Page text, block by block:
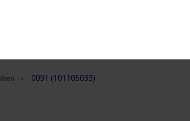
→ 0091 (101105033)